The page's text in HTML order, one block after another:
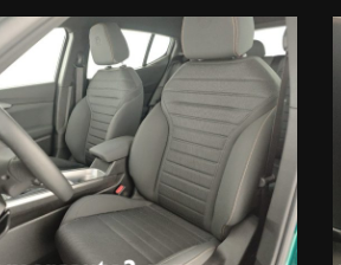
con iva esposta leasing entro i 4
329.2732302 Sign. Lorenzo Inverso
/ 15.00-19.30.